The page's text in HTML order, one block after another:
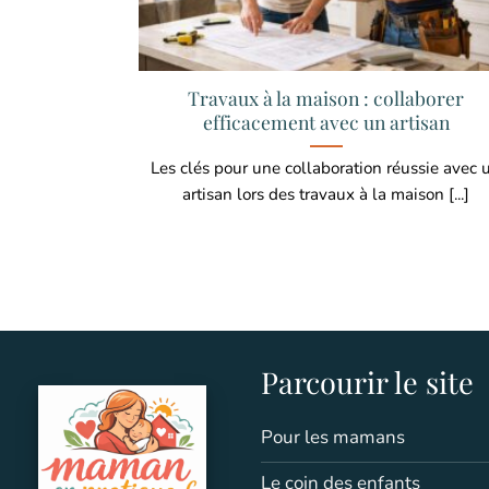
Travaux à la maison : collaborer
efficacement avec un artisan
Les clés pour une collaboration réussie avec
artisan lors des travaux à la maison [...]
Parcourir le site
Pour les mamans
Le coin des enfants